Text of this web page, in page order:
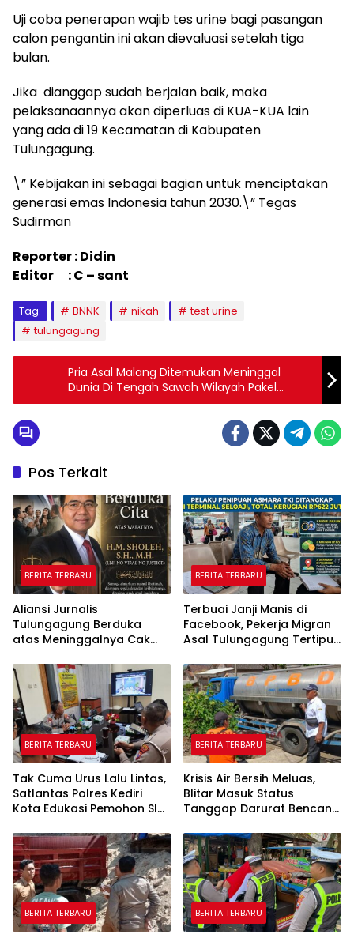
Uji coba penerapan wajib tes urine bagi pasangan
calon pengantin ini akan dievaluasi setelah tiga
bulan.
Jika dianggap sudah berjalan baik, maka
pelaksanaannya akan diperluas di KUA-KUA lain
yang ada di 19 Kecamatan di Kabupaten
Tulungagung.
\” Kebijakan ini sebagai bagian untuk menciptakan
generasi emas Indonesia tahun 2030.\” Tegas
Sudirman
Reporter : Didin
Editor : C – sant
Tag: BNNK nikah
test urine
tulungagung
Pria Asal Malang Ditemukan Meninggal
Dunia Di Tengah Sawah Wilayah Pakel
Tulungagung
Pos Terkait
BERITA TERBARU
Aliansi Jurnalis
Tulungagung Berduka
atas Meninggalnya Cak
“Beliau Pejuang Keadilan
yang Vokal”
BERITA TERBARU
Terbuai Janji Manis di
Facebook, Pekerja Migran
Asal Tulungagung Tertipu
BERITA TERBARU
Tak Cuma Urus Lalu Lintas,
Satlantas Polres Kediri
Kota Edukasi Pemohon SIM
Pelatihan AI
BERITA TERBARU
Krisis Air Bersih Meluas,
Blitar Masuk Status
Tanggap Darurat Bencana
BERITA TERBARU BERITA TERBARU